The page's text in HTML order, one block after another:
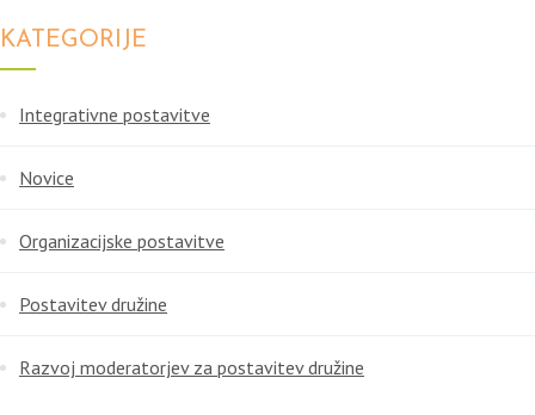
KATEGORIJE
Integrativne postavitve
Novice
Organizacijske postavitve
Postavitev družine
Razvoj moderatorjev za postavitev družine